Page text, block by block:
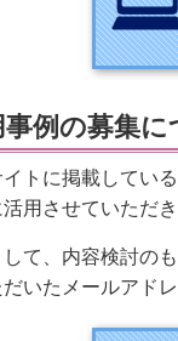
例の募集に
トに掲載してい
用させていただき
て、内容検討の
たメールアド